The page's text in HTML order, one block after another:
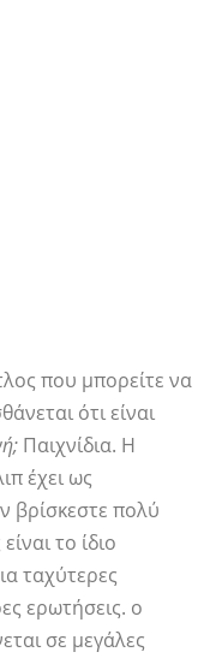
που μπορείτε να
ότι είναι
Παιχνίδια. Η
έχει ως
βρίσκεστε πολύ
το ίδιο
ταχύτερες
ερωτήσεις. ο
σε μεγάλες